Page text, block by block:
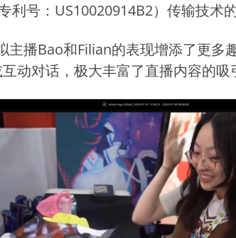
利号：US10020914B2）传输技术
主播Bao和Filian的表现增添了更
动对话，极大丰富了直播内容的吸